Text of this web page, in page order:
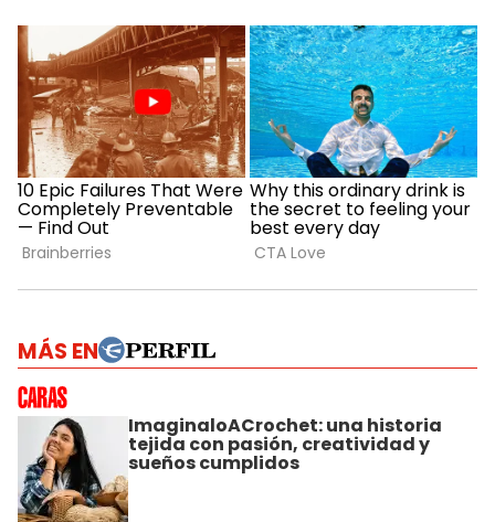
MÁS EN
ImaginaloACrochet: una historia
tejida con pasión, creatividad y
sueños cumplidos